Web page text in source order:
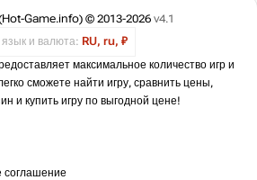
Game.info) © 2013-2026 v4.1
язык и валюта: RU, ru, ₽
максимальное количество игр и
сможете найти игру, сравнить цены,
и купить игру по выгодной цене!
соглашение